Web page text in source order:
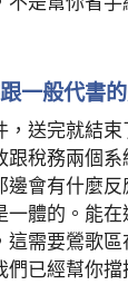
一般代書
，送完就結
跟稅務兩個
邊會有什麼
一體的。能
這需要鶯歌區
已經幫你擋